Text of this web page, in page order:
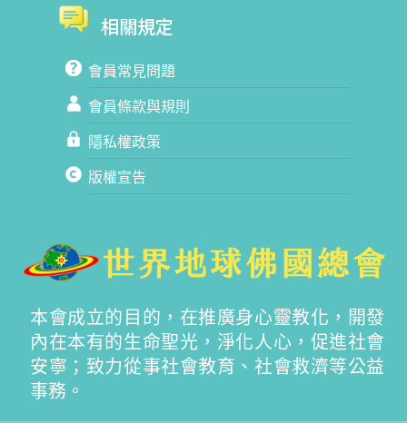
相關規定
會員常見問題
會員條款與規則
隱私權政策
版權宣告
本會成立的目的，在推廣身心靈教化，開發
內在本有的生命聖光，淨化人心，促進社會
安寧；致力從事社會教育、社會救濟等公益
事務。